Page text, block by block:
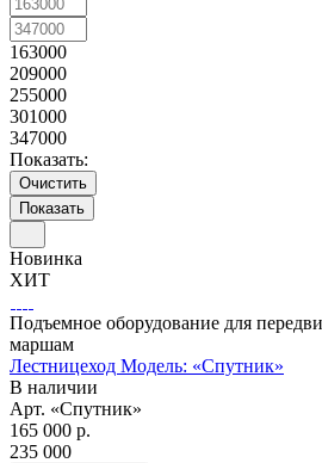
163000
209000
255000
301000
347000
Показать:
Очистить
Новинка
ХИТ
Подъемное оборудование для
маршам
Лестницеход Модель: «Спутник»
В наличии
Арт. «Спутник»
165 000 р.
235 000